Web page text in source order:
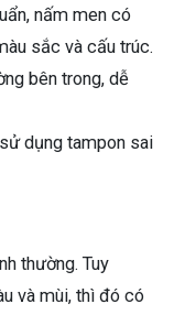
nấm men có
sắc và cấu trúc.
bên trong, dễ
dụng tampon sai
thường. Tuy
và mùi, thì đó có